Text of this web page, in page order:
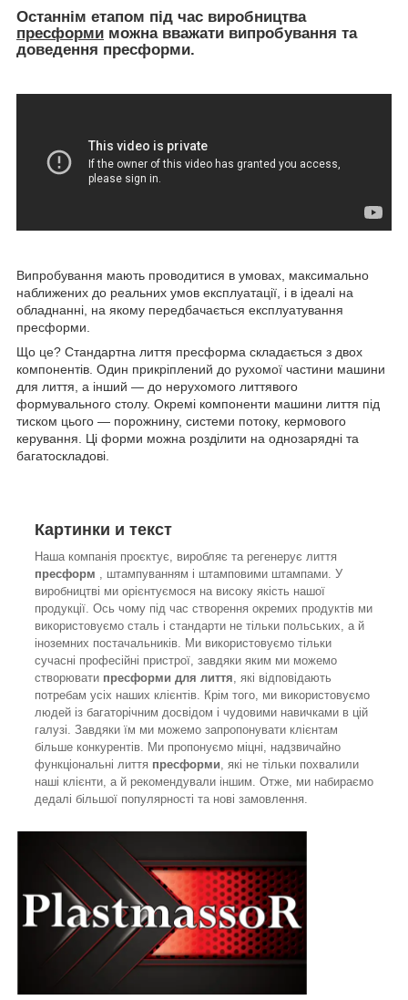
Останнім етапом під час виробництва
пресформи можна вважати випробування та
доведення пресформи.
Випробування мають проводитися в умовах, максимально
наближених до реальних умов експлуатації, і в ідеалі на
обладнанні, на якому передбачається експлуатування
пресформи.
Що це? Стандартна лиття пресформа складається з двох
компонентів. Один прикріплений до рухомої частини машини
для лиття, а інший — до нерухомого литтявого
формувального столу. Окремі компоненти машини лиття під
тиском цього — порожнину, системи потоку, кермового
керування. Ці форми можна розділити на однозарядні та
багатоскладові.
Картинки и текст
Наша компанія проєктує, виробляє та регенерує лиття
пресформ , штампуванням і штамповими штампами. У
виробництві ми орієнтуємося на високу якість нашої
продукції. Ось чому під час створення окремих продуктів ми
використовуємо сталь і стандарти не тільки польських, а й
іноземних постачальників. Ми використовуємо тільки
сучасні професійні пристрої, завдяки яким ми можемо
створювати пресформи для лиття , які відповідають
потребам усіх наших клієнтів. Крім того, ми використовуємо
людей із багаторічним досвідом і чудовими навичками в цій
галузі. Завдяки їм ми можемо запропонувати клієнтам
більше конкурентів. Ми пропонуємо міцні, надзвичайно
функціональні лиття пресформи , які не тільки похвалили
наші клієнти, а й рекомендували іншим. Отже, ми набираємо
дедалі більшої популярності та нові замовлення.